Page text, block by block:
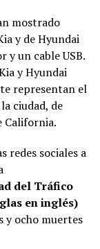
mostrado
y de Hyundai
un cable USB.
y Hyundai
representan el
ciudad, de
California.
redes sociales a
del Tráfico
en inglés)
y ocho muertes